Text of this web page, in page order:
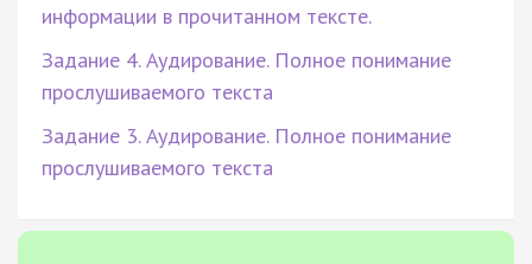
информации в прочитанном тексте.
Задание 4. Аудирование. Полное понимание
прослушиваемого текста
Задание 3. Аудирование. Полное понимание
прослушиваемого текста